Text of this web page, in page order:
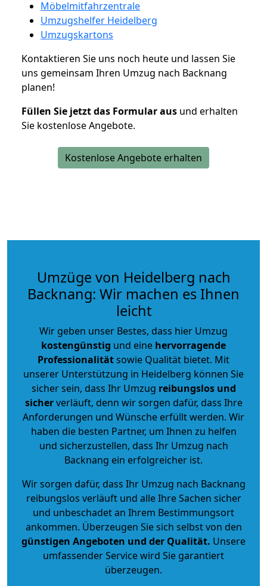
Möbelmitfahrzentrale
Umzugshelfer Heidelberg
Umzugskartons
Kontaktieren Sie uns noch heute und lassen Sie
uns gemeinsam Ihren Umzug nach Backnang
planen!
Füllen Sie jetzt das Formular aus und erhalten
Sie kostenlose Angebote.
Kostenlose Angebote erhalten
Umzüge von Heidelberg nach
Backnang: Wir machen es Ihnen
leicht
Wir geben unser Bestes, dass hier Umzug
kostengünstig und eine hervorragende
Professionalitätsowie Qualität bietet. Mit
unserer Unterstützung in Heidelberg können Sie
sicher sein, dass Ihr Umzug reibungslos und
sicherverläuft, denn wir sorgen dafür, dass Ihre
Anforderungen und Wünsche erfüllt werden. Wir
haben die besten Partner, um Ihnen zu helfen
und sicherzustellen, dass Ihr Umzug nach
Backnang ein erfolgreicher ist.
Wir sorgen dafür, dass Ihr Umzug nach Backnang
reibungslos verläuft und alle Ihre Sachen sicher
und unbeschadet an Ihrem Bestimmungsort
ankommen. Überzeugen Sie sich selbst von den
günstigen Angeboten und der Qualität. Unsere
umfassender Service wird Sie garantiert
überzeugen.